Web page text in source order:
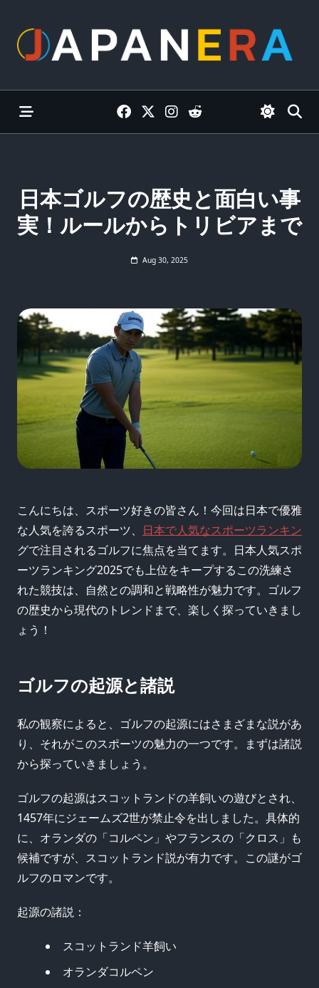
content
日本ゴルフの歴史と面白い事
実！ルールからトリビアまで
Aug 30, 2025
こんにちは、スポーツ好きの皆さん！今回は日本で優雅
な人気を誇るスポーツ、 日本で人気なスポーツランキン
グで注目されるゴルフに焦点を当てます。日本人気スポ
ーツランキング2025でも上位をキープするこの洗練さ
れた競技は、自然との調和と戦略性が魅力です。ゴルフ
の歴史から現代のトレンドまで、楽しく探っていきまし
ょう！
ゴルフの起源と諸説
私の観察によると、ゴルフの起源にはさまざまな説があ
り、それがこのスポーツの魅力の一つです。まずは諸説
から探っていきましょう。
ゴルフの起源はスコットランドの羊飼いの遊びとされ、
1457年にジェームズ2世が禁止令を出しました。具体的
に、オランダの「コルペン」やフランスの「クロス」も
候補ですが、スコットランド説が有力です。この謎がゴ
ルフのロマンです。
起源の諸説：
スコットランド羊飼い
オランダコルペン